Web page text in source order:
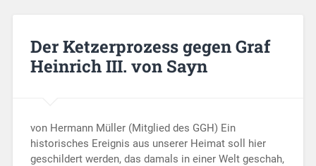
Der Ketzerprozess gegen Graf
Heinrich III. von Sayn
von Hermann Müller (Mitglied des GGH) Ein
historisches Ereignis aus unserer Heimat soll hier
geschildert werden, das damals in einer Welt geschah,